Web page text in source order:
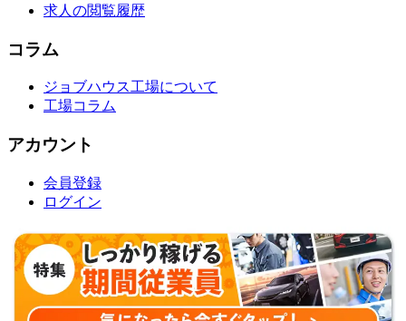
求人の閲覧履歴
コラム
ジョブハウス工場について
工場コラム
アカウント
会員登録
ログイン